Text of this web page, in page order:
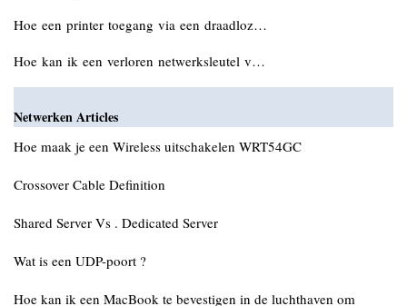
Hoe een printer toegang via een draadloz…
Hoe kan ik een verloren netwerksleutel v…
Netwerken Articles
Hoe maak je een Wireless uitschakelen WRT54GC
Crossover Cable Definition
Shared Server Vs . Dedicated Server
Wat is een UDP-poort ?
Hoe kan ik een MacBook te bevestigen in de luchthaven om